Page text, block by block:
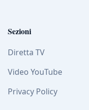
Sezioni
Diretta TV
Video YouTube
Privacy Policy